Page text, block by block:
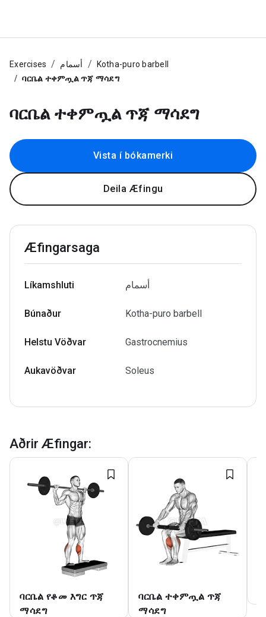
Exercises أسمام
Kotha-puro barbell
ባርቤል ተቀምጧል ጥጃ ማሳደግ
ባርቤል ተቀምጧል ጥጃ ማሳደግ
Vista í bókamerki
Deila Æfingu
Æfingarsaga
Líkamshluti أسمام
Búnaður Kotha-puro barbell
Helstu Vöðvar Gastrocnemius
Aukavöðvar Soleus
Aðrir Æfingar:
ባርቤል የቆመ እግር ጥጃ
ማሳደግ
ባርቤል ተቀምጧል ጥጃ
ማሳደግ